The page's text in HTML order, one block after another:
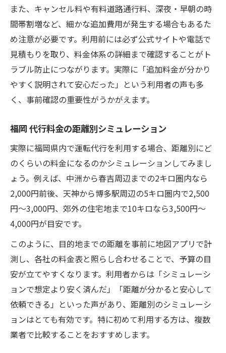
また、キャンセル料や有料道路通行料、深夜・早朝の時
間帯割増など、細かな追加費用が発生する場合もあるた
め注意が必要です。利用前には必ず公式サイトや電話で
見積もりを取り、料金体系の詳細まで確認することがト
ラブル防止につながります。実際に「追加料金が分かり
やすく説明されて安心だった」という利用者の声も多
く、事前確認の重要性がうかがえます。
福岡 代行料金の距離別シミュレーション
実際に福岡県内で運転代行を利用する場合、距離別にど
のくらいの料金になるのかシミュレーションしてみまし
ょう。例えば、中洲から春吉周辺までの2キロ圏内なら
2,000円前後、天神から博多駅周辺の5キロ圏内で2,500
円〜3,000円、郊外の住宅地まで10キロなら3,500円〜
4,000円が目安です。
このように、目的地までの距離を事前に地図アプリで計
測し、各社の料金表と照らし合わせることで、予算の目
安が立てやすくなります。利用者からは「シミュレーシ
ョンで想定より安く済んだ」「距離が分かると安心して
依頼できる」といった声があり、距離別のシミュレーシ
ョンはとても有効です。特に初めて利用する方は、複数
業者で比較することをおすすめします。